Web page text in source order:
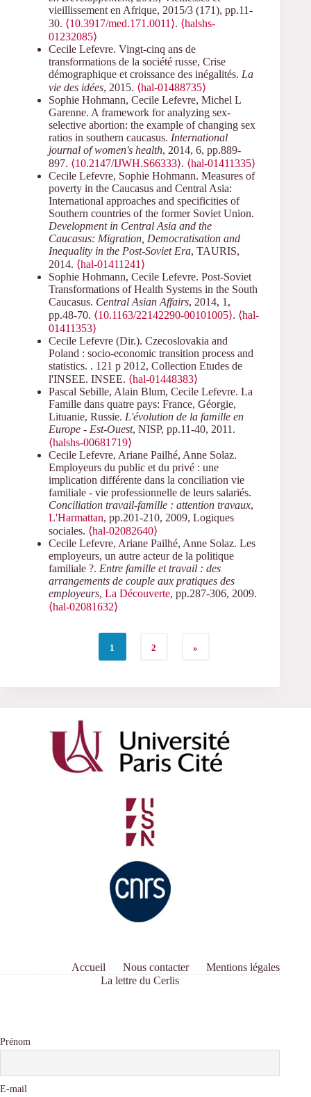
vieillissement en Afrique, 2015/3 (171), pp.11-
30. ⟨10.3917/med.171.0011⟩. ⟨halshs-
01232085⟩
Cecile Lefevre. Vingt-cinq ans de
transformations de la société russe, Crise
démographique et croissance des inégalités. La
vie des idées, 2015. ⟨hal-01488735⟩
Sophie Hohmann, Cecile Lefevre, Michel L
Garenne. A framework for analyzing sex-
selective abortion: the example of changing sex
ratios in southern caucasus. International
journal of women's health, 2014, 6, pp.889-
897. ⟨10.2147/IJWH.S66333⟩. ⟨hal-01411335⟩
Cecile Lefevre, Sophie Hohmann. Measures of
poverty in the Caucasus and Central Asia:
International approaches and specificities of
Southern countries of the former Soviet Union.
Development in Central Asia and the
Caucasus: Migration, Democratisation and
Inequality in the Post-Soviet Era, TAURIS,
2014. ⟨hal-01411241⟩
Sophie Hohmann, Cecile Lefevre. Post-Soviet
Transformations of Health Systems in the South
Caucasus. Central Asian Affairs, 2014, 1,
pp.48-70. ⟨10.1163/22142290-00101005⟩. ⟨hal-
01411353⟩
Cecile Lefevre (Dir.). Czecoslovakia and
Poland : socio-economic transition process and
statistics. . 121 p 2012, Collection Etudes de
l'INSEE. INSEE. ⟨hal-01448383⟩
Pascal Sebille, Alain Blum, Cecile Lefevre. La
Famille dans quatre pays: France, Géorgie,
Lituanie, Russie. L'évolution de la famille en
Europe - Est-Ouest, NISP, pp.11-40, 2011.
⟨halshs-00681719⟩
Cecile Lefevre, Ariane Pailhé, Anne Solaz.
Employeurs du public et du privé : une
implication différente dans la conciliation vie
familiale - vie professionnelle de leurs salariés.
Conciliation travail-famille : attention travaux,
L'Harmattan, pp.201-210, 2009, Logiques
sociales. ⟨hal-02082640⟩
Cecile Lefevre, Ariane Pailhé, Anne Solaz. Les
employeurs, un autre acteur de la politique
familiale ?. Entre famille et travail : des
arrangements de couple aux pratiques des
employeurs, La Découverte, pp.287-306, 2009.
⟨hal-02081632⟩
1 2 »
Accueil Nous contacter
Mentions légales
La lettre du Cerlis
Prénom
E-mail